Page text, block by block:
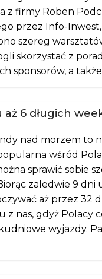
z firmy Röben
przez Info-Inwest,
szereg
skorzystać z
sponsorów, a
aż 6 długich
nad morzem to
wśród
sprawić sobie
zaledwie 9 dni
aż przez 32
z nas, gdyż Polacy
wyjazdy.